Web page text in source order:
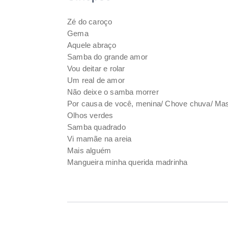
Zé do caroço
Gema
Aquele abraço
Samba do grande amor
Vou deitar e rolar
Um real de amor
Não deixe o samba morrer
Por causa de você, menina/ Chove chuva/
Olhos verdes
Samba quadrado
Vi mamãe na areia
Mais alguém
Mangueira minha querida madrinha